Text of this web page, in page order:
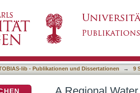
lib - Publikationen und Dissertationen → 9